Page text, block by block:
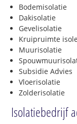
Bodemisolatie
Dakisolatie
Gevelisolatie
Kruipruimte
Muurisolatie
Subsidie Advies
Vloerisolatie
Zolderisolatie
Isolatiebedrijf